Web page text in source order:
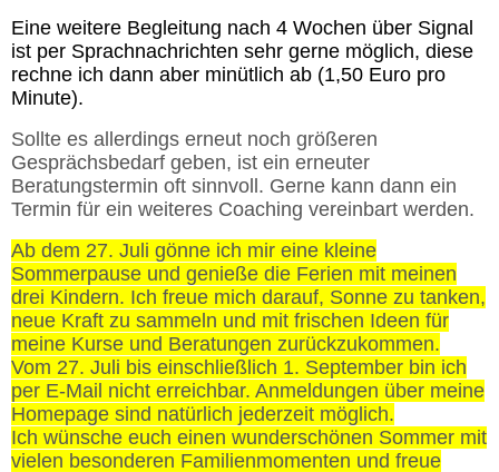
Eine weitere Begleitung nach 4 Wochen über Signal
ist per Sprachnachrichten sehr gerne möglich, diese
rechne ich dann aber minütlich ab (1,50 Euro pro
Minute).
Sollte es allerdings erneut noch größeren
Gesprächsbedarf geben, ist ein erneuter
Beratungstermin oft sinnvoll. Gerne kann dann ein
Termin für ein weiteres Coaching vereinbart werden.
Ab dem 27. Juli gönne ich mir eine kleine
Sommerpause und genieße die Ferien mit meinen
drei Kindern. Ich freue mich darauf, Sonne zu tanken,
neue Kraft zu sammeln und mit frischen Ideen für
meine Kurse und Beratungen zurückzukommen.
Vom 27. Juli bis einschließlich 1. September bin ich
per E-Mail nicht erreichbar. Anmeldungen über meine
Homepage sind natürlich jederzeit möglich.
Ich wünsche euch einen wunderschönen Sommer mit
vielen besonderen Familienmomenten und freue